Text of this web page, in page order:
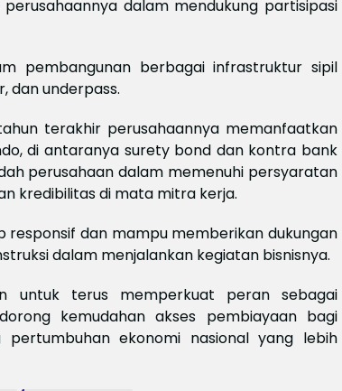
dalam mendukung partisipasi
pembangunan berbagai infrastruktur sipil
dan underpass.
terakhir perusahaannya memanfaatkan
di antaranya surety bond dan kontra bank
perusahaan dalam memenuhi persyaratan
kredibilitas di mata mitra kerja.
responsif dan mampu memberikan dukungan
dalam menjalankan kegiatan bisnisnya.
untuk terus memperkuat peran sebagai
kemudahan akses pembiayaan bagi
pertumbuhan ekonomi nasional yang lebih